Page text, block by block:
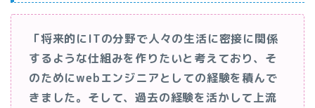
「将来的にITの分野で人々の生活に密接に関係
するような仕組みを作りたいと考えており、そ
のためにwebエンジニアとしての経験を積んで
きました。そして、過去の経験を活かして上流